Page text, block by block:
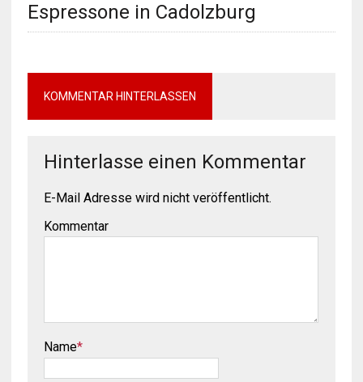
Espressone in Cadolzburg
KOMMENTAR HINTERLASSEN
Hinterlasse einen Kommentar
E-Mail Adresse wird nicht veröffentlicht.
Kommentar
Name*